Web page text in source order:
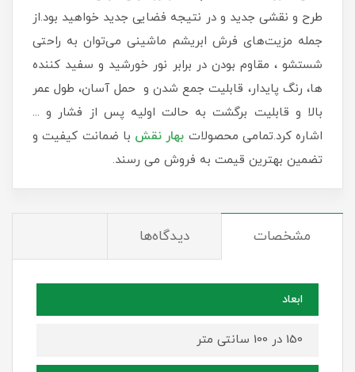
طرح و نقشی جدید و در نتیجه فضایی جدید خواهید بود.از
جمله مزیت‌های فرش ابریشم ماشینی می‌توان به راحتی
شستشو ، مقاوم بودن در برابر نور خورشید و سفید کننده
ها، رنگ پایدار، قابلیت جمع شدن و حمل آسان، طول عمر
بالا و قابلیت برگشت به حالت اولیه پس از فشار و ...
اشاره کرد.تمامی محصولات بهار نقش با ضمانت کیفیت و
تضمین بهترین قیمت به فروش می رسند.
مشخصات دیدگاه‌ها
ابعاد
150 در 100 سانتی متر